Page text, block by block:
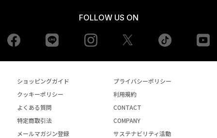
FOLLOW US ON
Facebook Instagram tiktok
ショッピングガイド
プライバシーポリシー
クッキーポリシー
利用規約
よくある質問
CONTACT
特定商取引法
COMPANY
メールマガジン登録
サステナビリティ活動